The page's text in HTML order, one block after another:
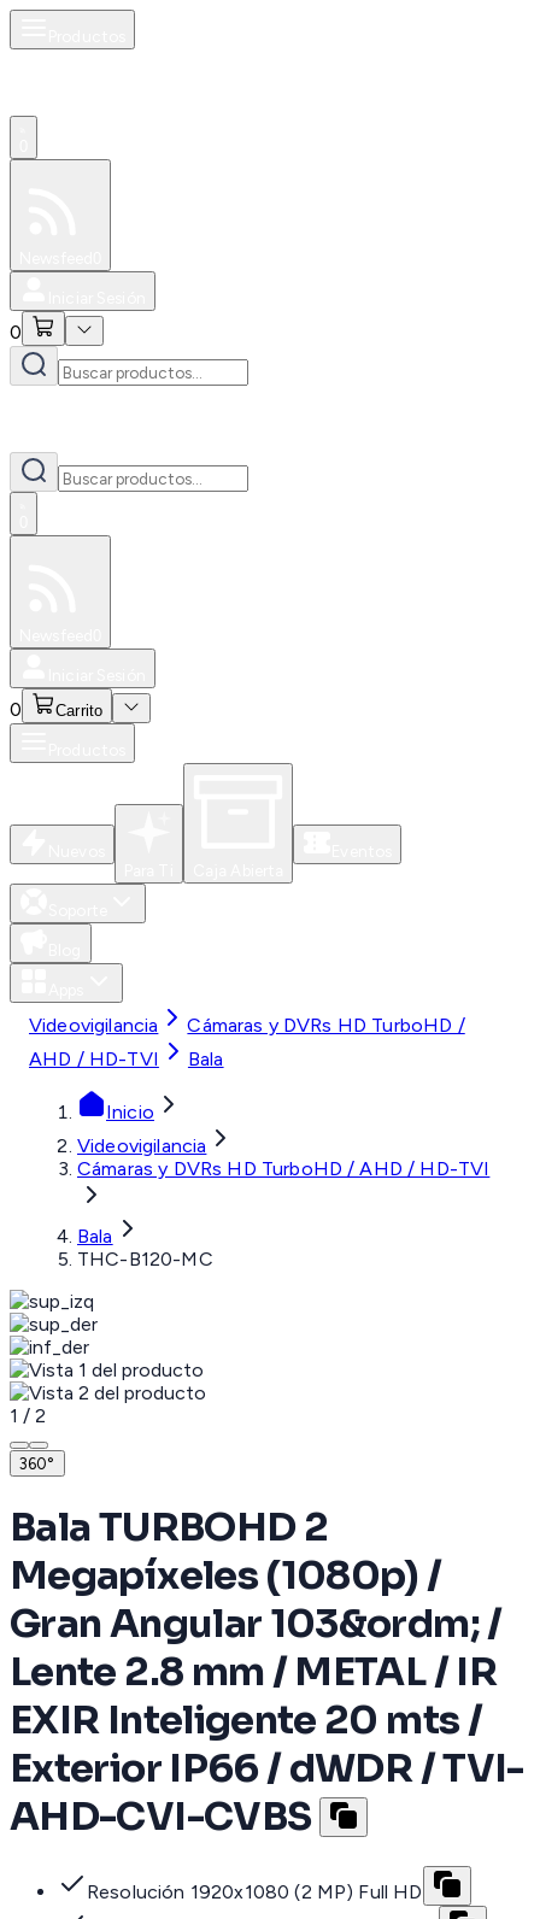
0
0 Carrito
Videovigilancia
Cámaras y DVRs HD TurboHD /
AHD / HD-TVI
Bala
Inicio
Videovigilancia
Cámaras y DVRs HD TurboHD / AHD / HD-TVI
Bala
THC-B120-MC
1 / 2
360°
Bala TURBOHD 2
Megapíxeles (1080p) /
Gran Angular 103&ordm; /
Lente 2.8 mm / METAL / IR
EXIR Inteligente 20 mts /
Exterior IP66 / dWDR / TVI-
AHD-CVI-CVBS
Resolución 1920x1080 (2 MP) Full HD